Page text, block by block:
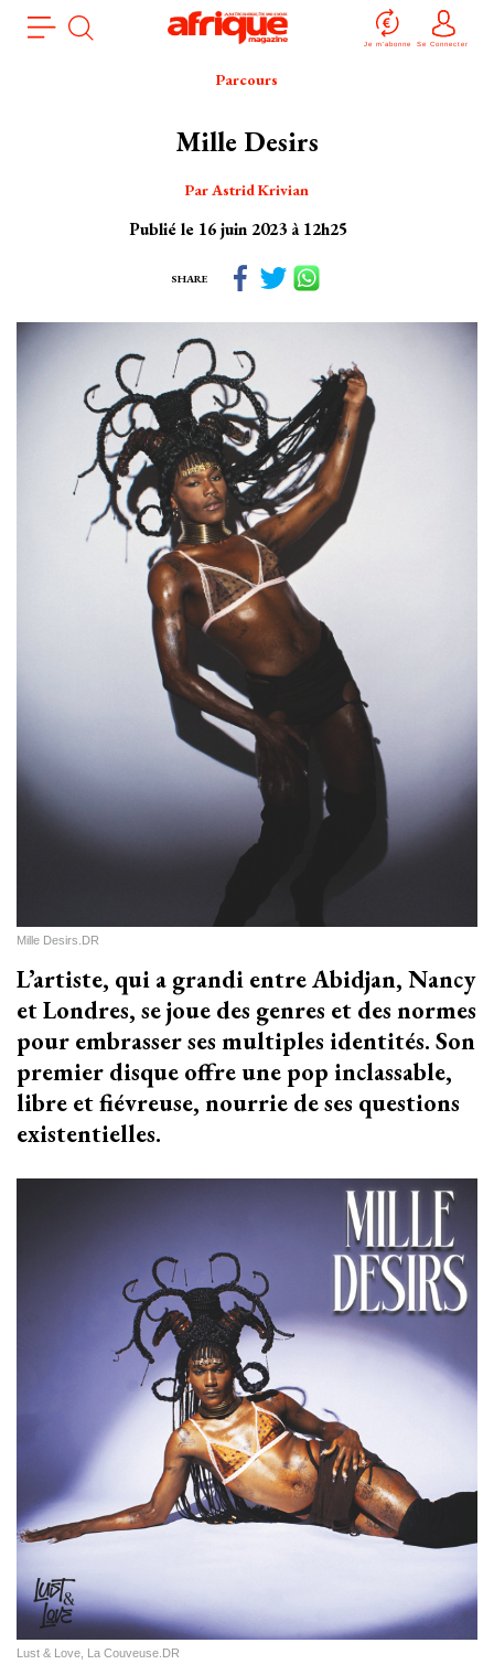
Je m'abonne Se Connecter
Parcours
Mille Desirs
Par Astrid Krivian
Publié le 16 juin 2023 à 12h25
SHARE
Mille Desirs.DR
L’artiste, qui a grandi entre Abidjan, Nancy
et Londres, se joue des genres et des normes
pour embrasser ses multiples identités. Son
premier disque offre une pop inclassable,
libre et fiévreuse, nourrie de ses questions
existentielles.
Lust & Love, La Couveuse.DR
Panneau de gestion des cookies